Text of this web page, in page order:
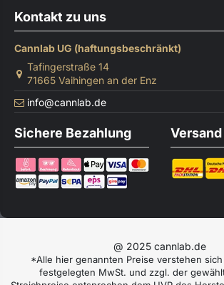
Kontakt zu uns
Cannlab UG (haftungsbeschränkt)
Tafingerstraße 14
71665 Vaihingen an der Enz
info@cannlab.de
Sichere Bezahlung Versand
@ 2025 cannlab.de
*Alle hier genannten Preise verstehen
festgelegten MwSt. und zzgl. der